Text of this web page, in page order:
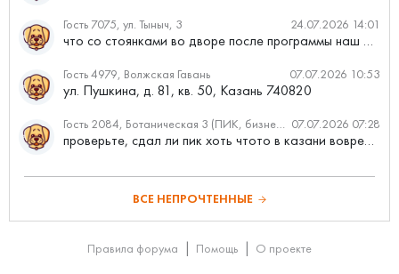
Гость 7075, ул. Тыныч, 3 24.07.2026 14:01
что со стоянками во дворе после программы наш двор
Гость 4979, Волжская Гавань 07.07.2026 10:53
ул. Пушкина, д. 81, кв. 50, Казань 740820
Гость 2084, Ботаническая 3 (ПИК, бизнес-класс) 07.07.2026 07:28
проверьте, сдал ли пик хоть чтото в казани вовремя?
ВСЕ НЕПРОЧТЕННЫЕ
Правила форума Помощь О проекте